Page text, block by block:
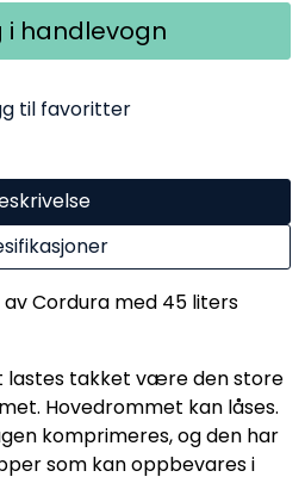
i handlevogn
til favoritter
Cordura med 45 liters
lastes takket være den store
Hovedrommet kan låses.
komprimeres, og den har
som kan oppbevares i